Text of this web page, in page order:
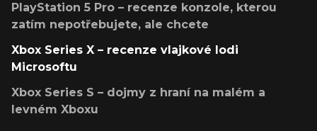
PlayStation 5 Pro – recenze konzole, kterou
zatím nepotřebujete, ale chcete
Xbox Series X – recenze vlajkové lodi
Microsoftu
Xbox Series S – dojmy z hraní na malém a
levném Xboxu